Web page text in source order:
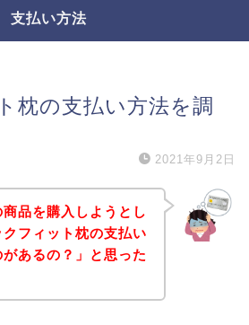
支払い方法
枕の支払い方法を調
2021年9月2日
品を購入しようとし
フィット枕の支払い
あるの？」と思った